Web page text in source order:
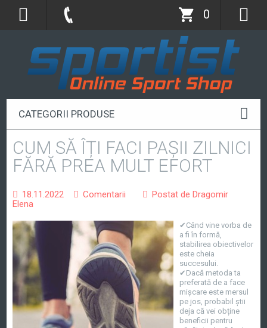
0
CATEGORII PRODUSE
CUM SĂ ÎȚI FACI PAȘII ZILNICI
FĂRĂ PREA MULT EFORT
18.11.2022 Comentarii
Postat de Dragomir
Elena
✔Când vine vorba de
a fi în formă,
stabilirea obiectivelor
este cheia
succesului.
✔Dacă metoda ta
preferată de a face
mișcare este mersul
pe jos, probabil știi
deja că vei obține
beneficii pentru